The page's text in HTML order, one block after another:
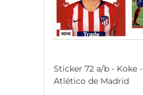
Sticker 72 a/b - Koke -
Atlético de Madrid